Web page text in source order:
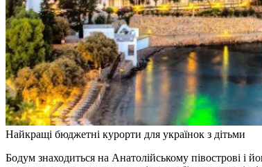
Найкращі бюджетні курорти для українок з дітьми
Бодум знаходиться на Анатолійському півострові